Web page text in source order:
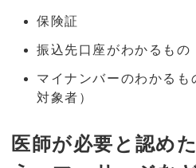
保険証
振込先口座がわかるもの
マイナンバーのわかるも
対象者）
医師が必要と認め